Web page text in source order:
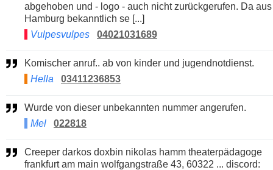
abgehoben und - logo - auch nicht zurückgerufen. Da aus
Hamburg bekanntlich se [...]
Vulpesvulpes
04021031689
Komischer anruf.. ab von kinder und jugendnotdienst.
Hella
03411236853
Wurde von dieser unbekannten nummer angerufen.
Mel
022818
Creeper darkos doxbin nikolas hamm theaterpädagoge
frankfurt am main wolfgangstraße 43, 60322 ... discord: